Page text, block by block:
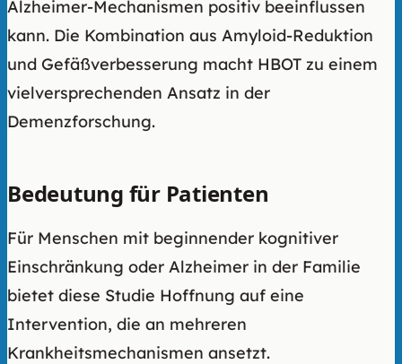
Alzheimer-Mechanismen positiv beeinflussen
kann. Die Kombination aus Amyloid-Reduktion
und Gefäßverbesserung macht HBOT zu einem
vielversprechenden Ansatz in der
Demenzforschung.
Bedeutung für Patienten
Für Menschen mit beginnender kognitiver
Einschränkung oder Alzheimer in der Familie
bietet diese Studie Hoffnung auf eine
Intervention, die an mehreren
Krankheitsmechanismen ansetzt.